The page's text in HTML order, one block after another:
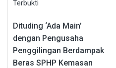
Dituding ‘Ada Main’
dengan Pengusaha
Penggilingan Berdampak
Beras SPHP Kemasan